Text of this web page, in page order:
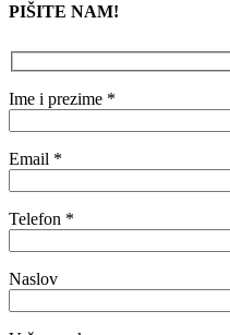
PIŠITE NAM!
Ime i prezime *
Email *
Telefon *
Naslov